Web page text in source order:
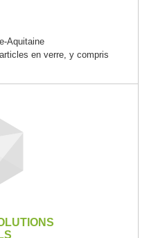
Aquitaine
en verre, y compris